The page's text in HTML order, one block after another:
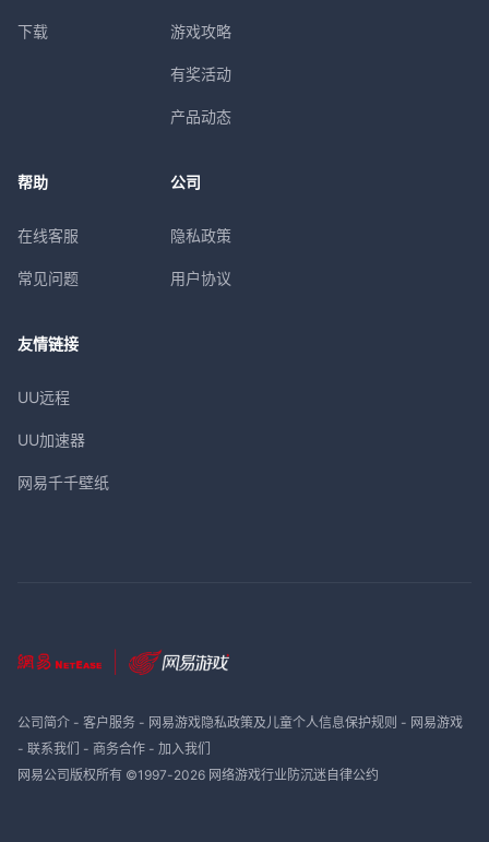
下载 游戏攻略
有奖活动
产品动态
帮助
在线客服
常见问题
公司
隐私政策
用户协议
友情链接
UU远程
UU加速器
网易千千壁纸
公司简介- 客户服务- 网易游戏隐私政策及儿童个人信息保护规则 - 网易游戏
- 联系我们 - 商务合作- 加入我们
网易公司版权所有 ©1997-2026 网络游戏行业防沉迷自律公约